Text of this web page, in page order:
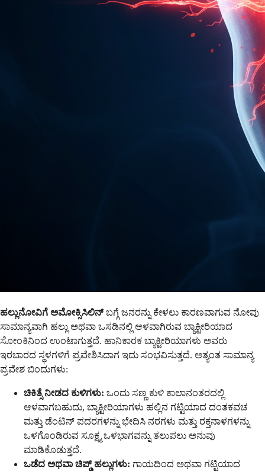
ಹಲ್ಲುನೋವಿಗೆ ಅಮೋಕ್ಸಿಸಿಲಿನ್ಬಗ್ಗೆ ಜನರನ್ನು ಕೇಳಲು ಕಾರಣವಾಗುವ ನೋವು
ಸಾಮಾನ್ಯವಾಗಿ ಹಲ್ಲು ಅಥವಾ ಒಸಡಿನಲ್ಲಿ ಆಳವಾಗಿರುವ ಬ್ಯಾಕ್ಟೀರಿಯಾದ
ಸೋಂಕಿನಿಂದ ಉಂಟಾಗುತ್ತದೆ. ಹಾನಿಕಾರಕ ಬ್ಯಾಕ್ಟೀರಿಯಾಗಳು ಅವರು
ಇರಬಾರದ ಸ್ಥಳಗಳಿಗೆ ಪ್ರವೇಶಿಸಿದಾಗ ಇದು ಸಂಭವಿಸುತ್ತದೆ. ಅತ್ಯಂತ ಸಾಮಾನ್ಯ
ಪ್ರವೇಶ ಬಿಂದುಗಳು:
ಚಿಕಿತ್ಸೆ ನೀಡದ ಕುಳಿಗಳು: ಒಂದು ಸಣ್ಣ ಕುಳಿ ಕಾಲಾನಂತರದಲ್ಲಿ
ಆಳವಾಗಬಹುದು, ಬ್ಯಾಕ್ಟೀರಿಯಾಗಳು ಹಲ್ಲಿನ ಗಟ್ಟಿಯಾದ ದಂತಕವಚ
ಮತ್ತು ಡೆಂಟಿನ್ ಪದರಗಳನ್ನು ಭೇದಿಸಿ ನರಗಳು ಮತ್ತು ರಕ್ತನಾಳಗಳನ್ನು
ಒಳಗೊಂಡಿರುವ ಸೂಕ್ಷ್ಮ ಒಳಭಾಗವನ್ನು ತಲುಪಲು ಅನುವು
ಮಾಡಿಕೊಡುತ್ತದೆ.
ಒಡೆದ ಅಥವಾ ಚಿಪ್ಡ್ ಹಲ್ಲುಗಳು: ಗಾಯದಿಂದ ಅಥವಾ ಗಟ್ಟಿಯಾದ